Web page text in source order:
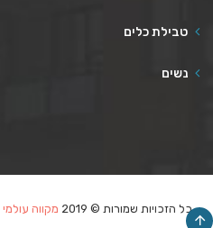
טבילת כלים
נשים
כל הזכויות שמורות © 2019 מקווה עולמי